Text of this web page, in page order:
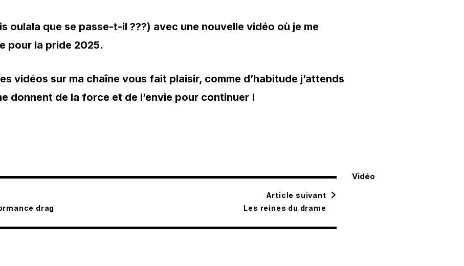
oulala que se passe-t-il ???) avec une nouvelle vidéo où je me
pour la pride 2025.
vidéos sur ma chaîne vous fait plaisir, comme d’habitude j’attends
donnent de la force et de l’envie pour continuer !
Vidéo
drag
Article suivant
Les reines du drame